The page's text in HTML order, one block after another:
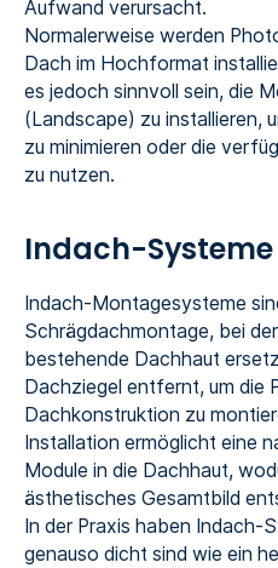
Aufwand verursacht.
Normalerweise werden
Dach im Hochformat
es jedoch sinnvoll sein, die
(Landscape) zu installieren,
zu minimieren oder die
zu nutzen.
Indach-Systeme
Indach-Montagesysteme
Schrägdachmontage, bei
bestehende Dachhaut
Dachziegel entfernt, um die
Dachkonstruktion zu
Installation ermöglicht eine
Module in die Dachhaut,
ästhetisches Gesamtbild
In der Praxis haben Indach-
genauso dicht sind wie ein